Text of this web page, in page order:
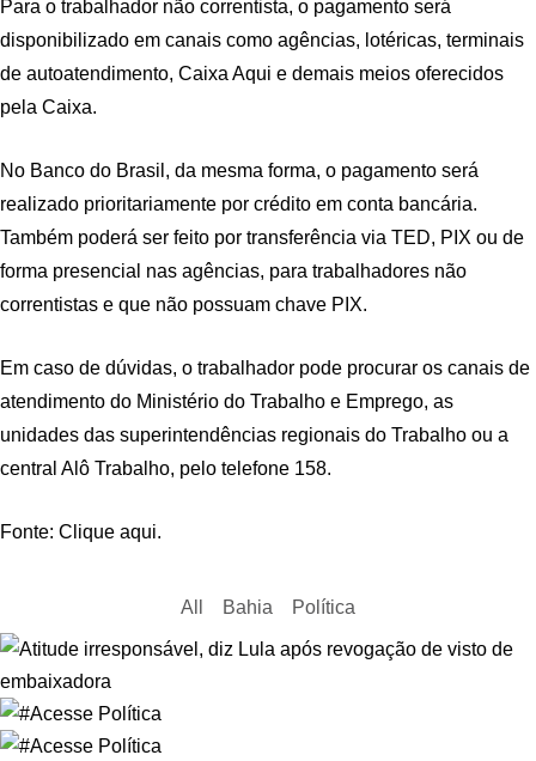
Para o trabalhador não correntista, o pagamento será
disponibilizado em canais como agências, lotéricas, terminais
de autoatendimento, Caixa Aqui e demais meios oferecidos
pela Caixa.
No Banco do Brasil, da mesma forma, o pagamento será
realizado prioritariamente por crédito em conta bancária.
Também poderá ser feito por transferência via TED, PIX ou de
forma presencial nas agências, para trabalhadores não
correntistas e que não possuam chave PIX.
Em caso de dúvidas, o trabalhador pode procurar os canais de
atendimento do Ministério do Trabalho e Emprego, as
unidades das superintendências regionais do Trabalho ou a
central Alô Trabalho, pelo telefone 158.
Fonte: Clique aqui.
All Bahia Política